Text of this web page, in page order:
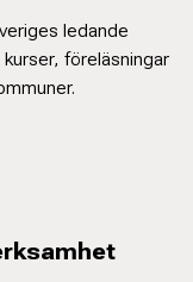
ledande
föreläsningar